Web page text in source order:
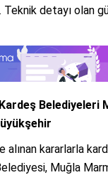
Teknik detayı olan
Belediyeleri
kararlarla
Muğla